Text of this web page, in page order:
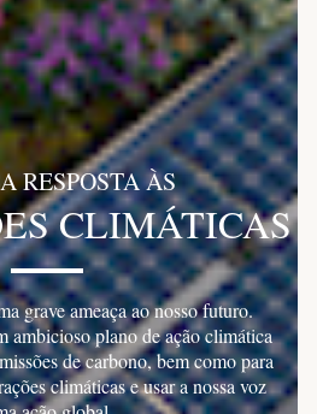
RESPOSTA ÀS
CLIMÁTICAS
grave ameaça ao nosso futuro.
ambicioso plano de ação climática
de carbono, bem como para
climáticas e usar a nossa voz